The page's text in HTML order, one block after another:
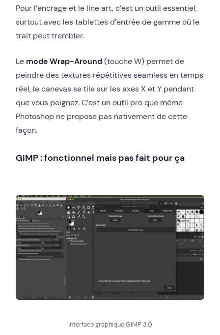
Pour l’encrage et le line art, c’est un outil essentiel,
surtout avec les tablettes d’entrée de gamme où le
trait peut trembler.
Le mode Wrap-Around(touche W) permet de
peindre des textures répétitives seamless en temps
réel, le canevas se tile sur les axes X et Y pendant
que vous peignez. C’est un outil pro que même
Photoshop ne propose pas nativement de cette
façon.
GIMP : fonctionnel mais pas fait pour ça
Interface graphique GIMP 3.0